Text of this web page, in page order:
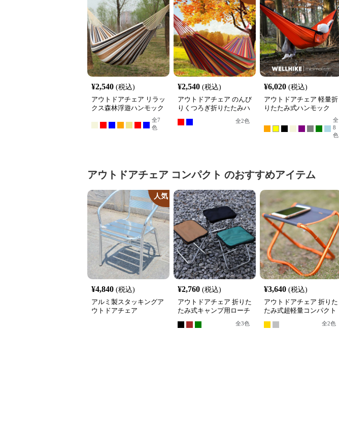
¥2,540 (税込)
アウトドアチェア リラッ
クス森林浮遊ハンモック
全7
色
¥2,540 (税込)
アウトドアチェア のんび
りくつろぎ折りたたみハ
全2色
¥6,020 (税込)
アウトドアチェア 軽量折
りたたみ式ハンモック
全
8
色
アウトドアチェア コンパクト のおすすめアイテム
人気
¥4,840 (税込)
アルミ製スタッキングア
ウトドアチェア
¥2,760 (税込)
アウトドアチェア 折りた
たみ式キャンプ用ローチ
全3色
¥3,640 (税込)
アウトドアチェア 折りた
たみ式超軽量コンパクト
全2色